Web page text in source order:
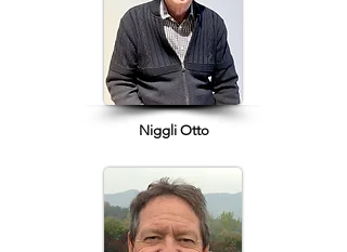
Niggli Otto